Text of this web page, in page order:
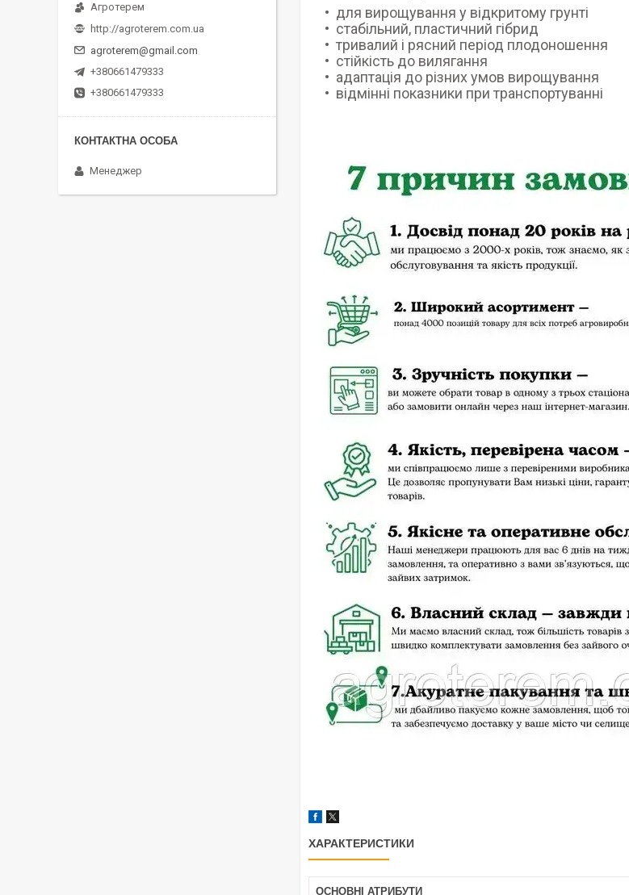
для вирощування у відкритому грунті
стабільний, пластичний гібрид
тривалий і рясний період плодоношення
стійкість до вилягання
адаптація до різних умов вирощування
відмінні показники при транспортуванні
ХАРАКТЕРИСТИКИ
ОСНОВНІ АТРИБУТИ
Агротерем
http://agroterem.com.ua
agroterem@gmail.com
+380661479333
+380661479333
Менеджер